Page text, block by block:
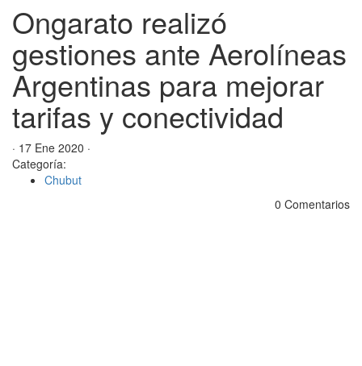
Ongarato realizó
gestiones ante Aerolíneas
Argentinas para mejorar
tarifas y conectividad
· 17 Ene 2020 ·
Categoría:
Chubut
0 Comentarios